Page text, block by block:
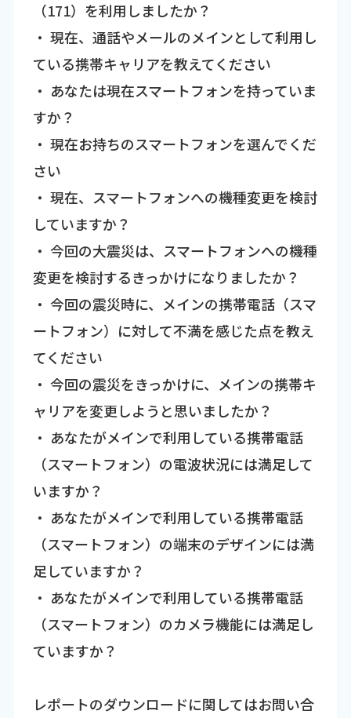
（171）を利用しましたか？
・ 現在、通話やメールのメインとして利用し
ている携帯キャリアを教えてください
・ あなたは現在スマートフォンを持っていま
すか？
・ 現在お持ちのスマートフォンを選んでくだ
さい
・ 現在、スマートフォンへの機種変更を検討
していますか？
・ 今回の大震災は、スマートフォンへの機種
変更を検討するきっかけになりましたか？
・ 今回の震災時に、メインの携帯電話（スマ
ートフォン）に対して不満を感じた点を教え
てください
・ 今回の震災をきっかけに、メインの携帯キ
ャリアを変更しようと思いましたか？
・ あなたがメインで利用している携帯電話
（スマートフォン）の電波状況には満足して
いますか？
・ あなたがメインで利用している携帯電話
（スマートフォン）の端末のデザインには満
足していますか？
・ あなたがメインで利用している携帯電話
（スマートフォン）のカメラ機能には満足し
ていますか？
レポートのダウンロードに関してはお問い合